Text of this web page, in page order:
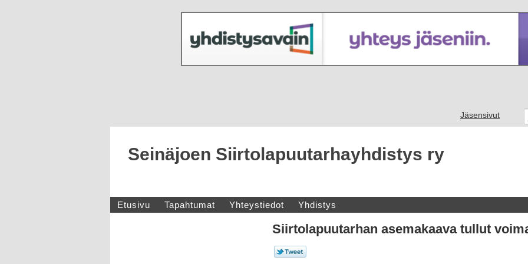
Jäsensivut
Seinäjoen Siirtolapuutarhayhdistys ry
Etusivu Tapahtumat Yhteystiedot Yhdistys
Siirtolapuutarhan asemakaava tullut